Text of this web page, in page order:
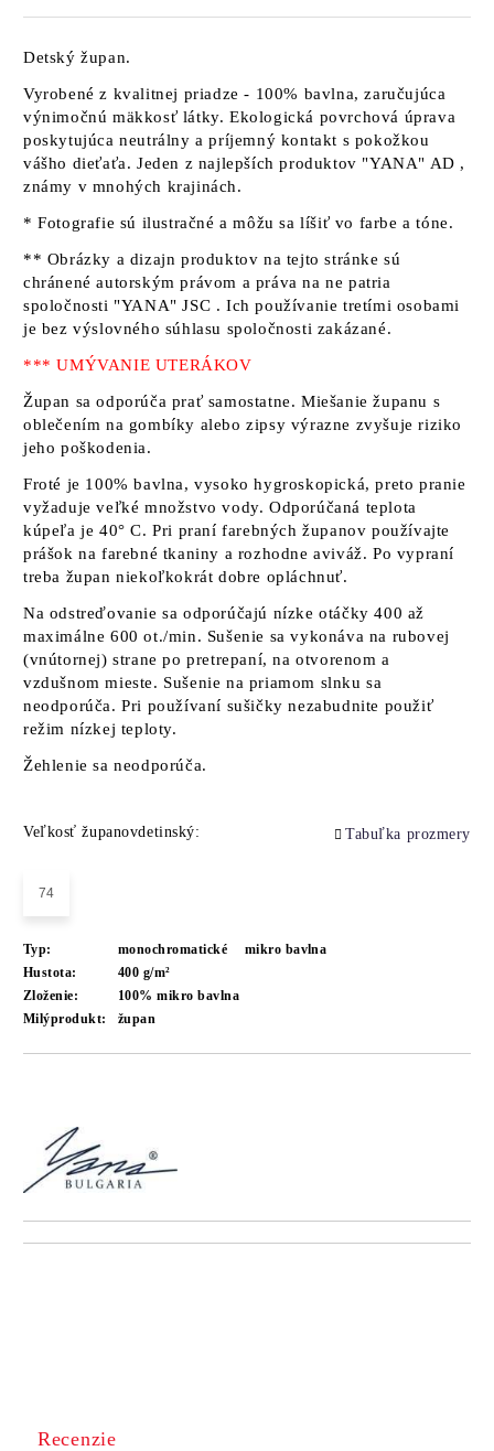
Detský župan.
Vyrobené z kvalitnej priadze - 100% bavlna, zaručujúca
výnimočnú mäkkosť látky. Ekologická povrchová úprava
poskytujúca neutrálny a príjemný kontakt s pokožkou
vášho dieťaťa. Jeden z najlepších produktov "YANA" AD ,
známy v mnohých krajinách.
* Fotografie sú ilustračné a môžu sa líšiť vo farbe a tóne.
** Obrázky a dizajn produktov na tejto stránke sú
chránené autorským právom a práva na ne patria
spoločnosti "YANA" JSC . Ich používanie tretími osobami
je bez výslovného súhlasu spoločnosti zakázané.
*** UMÝVANIE UTERÁKOV
Župan sa odporúča prať samostatne. Miešanie županu s
oblečením na gombíky alebo zipsy výrazne zvyšuje riziko
jeho poškodenia.
Froté je 100% bavlna, vysoko hygroskopická, preto pranie
vyžaduje veľké množstvo vody. Odporúčaná teplota
kúpeľa je 40° C. Pri praní farebných županov používajte
prášok na farebné tkaniny a rozhodne aviváž. Po vypraní
treba župan niekoľkokrát dobre opláchnuť.
Na odstreďovanie sa odporúčajú nízke otáčky 400 až
maximálne 600 ot./min. Sušenie sa vykonáva na rubovej
(vnútornej) strane po pretrepaní, na otvorenom a
vzdušnom mieste. Sušenie na priamom slnku sa
neodporúča. Pri používaní sušičky nezabudnite použiť
režim nízkej teploty.
Žehlenie sa neodporúča.
Veľkosť županovdetinský: Tabuľka prozmery
74
Typ: monochromatické
mikro bavlna
Hustota:
400 g/m²
Zloženie:
100% mikro bavlna
Milýprodukt:
župan
Recenzie